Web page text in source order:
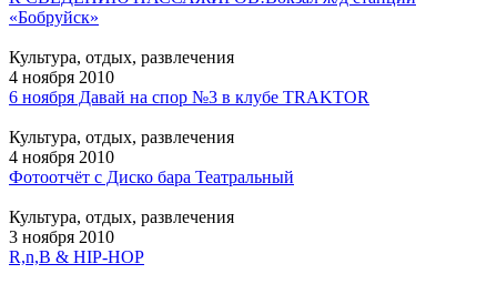
«Бобруйск»
Культура, отдых, развлечения
4 ноября 2010
6 ноября Давай на спор №3 в клубе TRAKTOR
Культура, отдых, развлечения
4 ноября 2010
Фотоотчёт с Диско бара Театральный
Культура, отдых, развлечения
3 ноября 2010
R,n,B & HIP-HOP